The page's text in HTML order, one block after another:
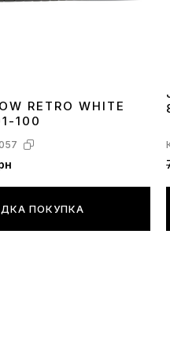
4243 4445
RETRO WHITE
100
ПОКУПКА